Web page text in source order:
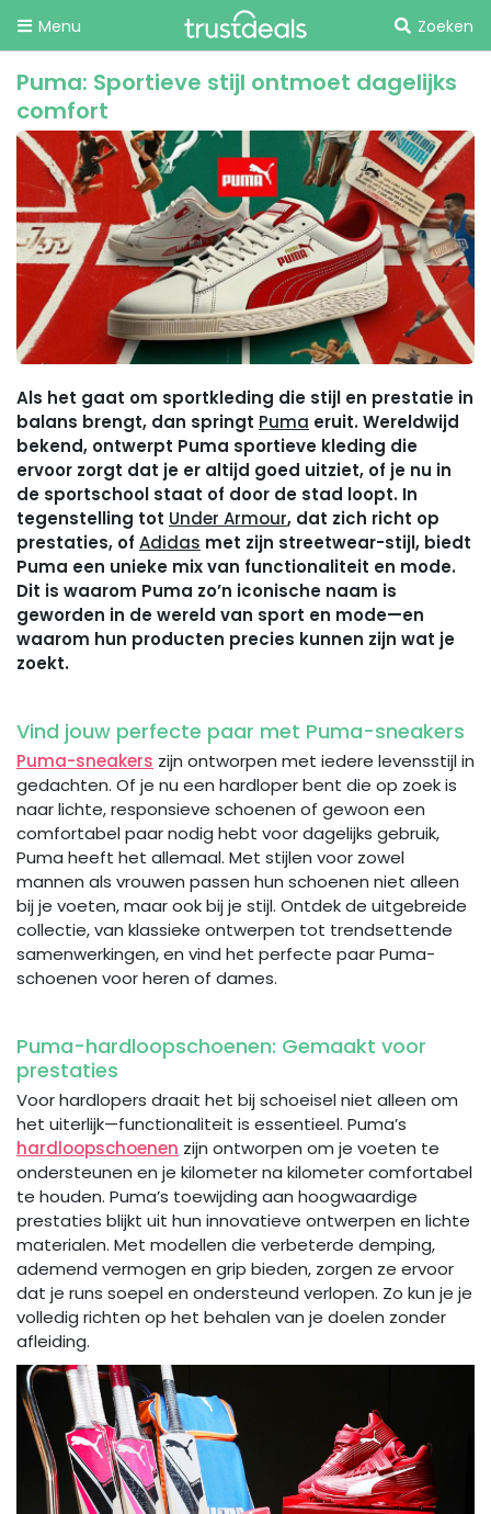
Menu Zoeken
Puma: Sportieve stijl ontmoet dagelijks
comfort
Als het gaat om sportkleding die stijl en prestatie in
balans brengt, dan springt Puma eruit. Wereldwijd
bekend, ontwerpt Puma sportieve kleding die
ervoor zorgt dat je er altijd goed uitziet, of je nu in
de sportschool staat of door de stad loopt. In
tegenstelling tot Under Armour, dat zich richt op
prestaties, of Adidas met zijn streetwear-stijl, biedt
Puma een unieke mix van functionaliteit en mode.
Dit is waarom Puma zo’n iconische naam is
geworden in de wereld van sport en mode—en
waarom hun producten precies kunnen zijn wat je
zoekt.
Vind jouw perfecte paar met Puma-sneakers
Puma-sneakers zijn ontworpen met iedere levensstijl in
gedachten. Of je nu een hardloper bent die op zoek is
naar lichte, responsieve schoenen of gewoon een
comfortabel paar nodig hebt voor dagelijks gebruik,
Puma heeft het allemaal. Met stijlen voor zowel
mannen als vrouwen passen hun schoenen niet alleen
bij je voeten, maar ook bij je stijl. Ontdek de uitgebreide
collectie, van klassieke ontwerpen tot trendsettende
samenwerkingen, en vind het perfecte paar Puma-
schoenen voor heren of dames.
Puma-hardloopschoenen: Gemaakt voor
prestaties
Voor hardlopers draait het bij schoeisel niet alleen om
het uiterlijk—functionaliteit is essentieel. Puma’s
hardloopschoenen zijn ontworpen om je voeten te
ondersteunen en je kilometer na kilometer comfortabel
te houden. Puma’s toewijding aan hoogwaardige
prestaties blijkt uit hun innovatieve ontwerpen en lichte
materialen. Met modellen die verbeterde demping,
ademend vermogen en grip bieden, zorgen ze ervoor
dat je runs soepel en ondersteund verlopen. Zo kun je je
volledig richten op het behalen van je doelen zonder
afleiding.